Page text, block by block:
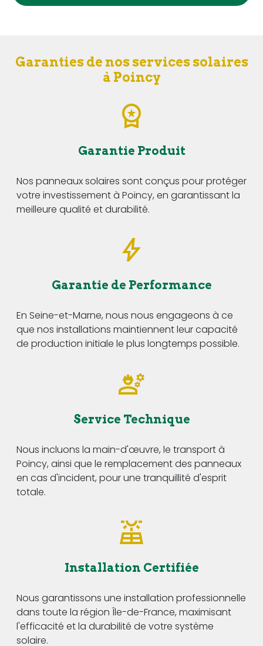
Garanties de nos services solaires
à Poincy
Garantie Produit
Nos panneaux solaires sont conçus pour protéger
votre investissement à Poincy, en garantissant la
meilleure qualité et durabilité.
Garantie de Performance
En Seine-et-Marne, nous nous engageons à ce
que nos installations maintiennent leur capacité
de production initiale le plus longtemps possible.
Service Technique
Nous incluons la main-d'œuvre, le transport à
Poincy, ainsi que le remplacement des panneaux
en cas d'incident, pour une tranquillité d'esprit
totale.
Installation Certifiée
Nous garantissons une installation professionnelle
dans toute la région Île-de-France, maximisant
l'efficacité et la durabilité de votre système
solaire.